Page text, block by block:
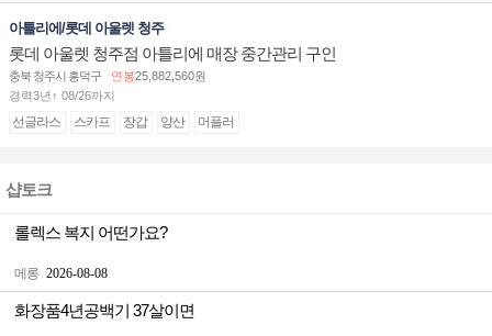
아틀리에/롯데 아울렛 청주
롯데 아울렛 청주점 아틀리에 매장 중간관리 구인
충북 청주시 흥덕구 연봉25,882,560원
경력3년↑ 08/26까지
선글라스 스카프 장갑 양산 머플러
샵토크
메롱 2026-08-08
롤렉스 복지 어떤가요?
화장품4년공백기 37살이면